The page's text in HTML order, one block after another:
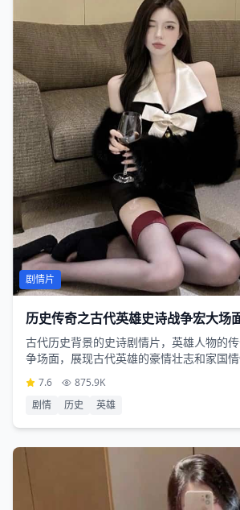
剧情片
历史传奇之古代英雄史诗战争宏大场
古代历史背景的史诗剧情片，英雄人物的
争场面，展现古代英雄的豪情壮志和家国
7.6 875.9K
剧情
历史 英雄